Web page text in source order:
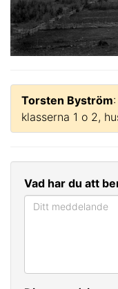
Torsten Byström
klasserna 1 o 2,
Vad har du att